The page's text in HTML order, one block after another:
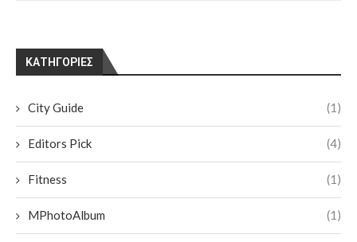
KΑΤΗΓΟΡΊΕΣ
City Guide (1)
Editors Pick (4)
Fitness (1)
MPhotoAlbum (1)